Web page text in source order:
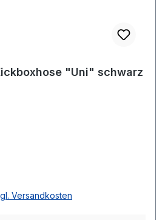
"Uni" schwarz
Versandkosten